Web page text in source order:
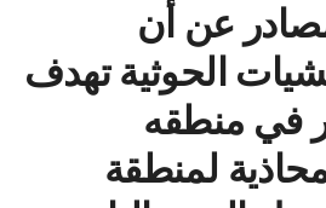
عن أن
الحوثية تهدف
في منطقه
لمنطقة